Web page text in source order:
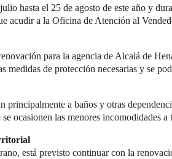
hasta el 25 de agosto de este año y
acudir a la Oficina de Atención al
para la agencia de Alcalá de
medidas de protección necesarias y se
principalmente a baños y otras
ocasionen las menores incomodidades
está previsto continuar con la